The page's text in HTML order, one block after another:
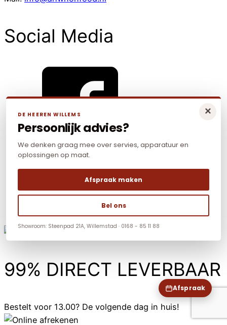
Social Media
99% DIRECT LEVERBAAR
Bestelt voor 13.00? De volgende dag in huis!
Afspraak
×
DE HEEREN WILLEMS
Persoonlijk advies?
We denken graag mee over servies, apparatuur en
oplossingen op maat.
Afspraak maken
Bel ons
Showroom: Steenpad 21A, Willemstad · 0168 - 85 11 88